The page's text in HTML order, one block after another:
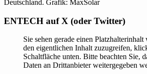
Deutschland. Grafik: MaxSolar
ENTECH auf X (oder Twitter)
Sie sehen gerade einen Platzhalterinhalt
den eigentlichen Inhalt zuzugreifen,
Schaltfläche unten. Bitte beachten Sie,
Daten an Drittanbieter weitergegeben